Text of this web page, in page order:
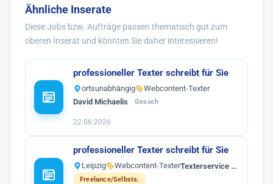
Ähnliche Inserate
Diese Jobs bzw. Aufträge passen thematisch gut zum
oberen Inserat und könnten Sie daher interessieren!
professioneller Texter schreibt für Sie
ortsunabhängig
Webcontent-Texter
David Michaelis
Gesuch
22.06.2026
professioneller Texter schreibt für Sie
Leipzig Webcontent-TexterTexterservice …
Freelance/Selbsts.